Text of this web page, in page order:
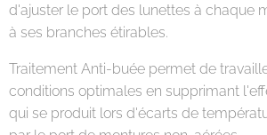
d'ajuster le port des lunettes à chaque
à ses branches étirables.
Traitement Anti-buée permet de
conditions optimales en supprimant
qui se produit lors d'écarts de